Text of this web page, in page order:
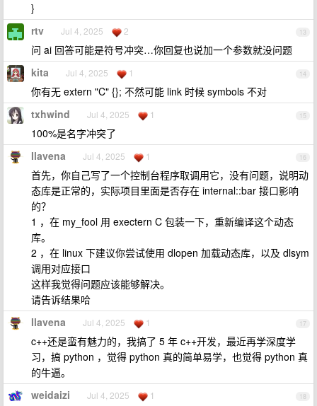
}
13
rtv Jul 4, 2025 2
问 ai 回答可能是符号冲突…你回复也说加一个参数就没问题
14
kita Jul 4, 2025 1
你有无 extern "C" {}; 不然可能 link 时候 symbols 不对
15
txhwind Jul 4, 2025 1
100%是名字冲突了
16
Ilavena Jul 4, 2025 1
首先，你自己写了一个控制台程序取调用它，没有问题，说明动
态库是正常的，实际项目里面是否存在 internal::bar 接口影响
的？
1 ，在 my_fool 用 exectern C 包装一下，重新编译这个动态
库。
2 ，在 linux 下建议你尝试使用 dlopen 加载动态库，以及 dlsym
调用对应接口
这样我觉得问题应该能够解决。
请告诉结果哈
17
Ilavena Jul 4, 2025 1
c++还是蛮有魅力的，我搞了 5 年 c++开发，最近再学深度学
习，搞 python ，觉得 python 真的简单易学，也觉得 python 真
的牛逼。
18
weidaizi Jul 4, 2025 1